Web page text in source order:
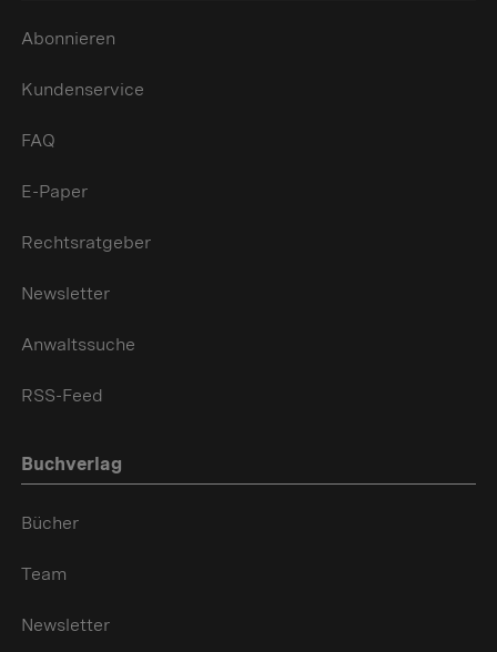
Abonnieren
Kundenservice
FAQ
E-Paper
Rechtsratgeber
Newsletter
Anwaltssuche
RSS-Feed
Buchverlag
Bücher
Team
Newsletter